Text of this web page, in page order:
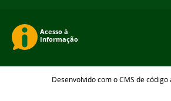
Desenvolvido com o CMS de código